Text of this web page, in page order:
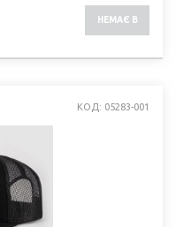
НЕМАЄ В
КОД: 05283-001